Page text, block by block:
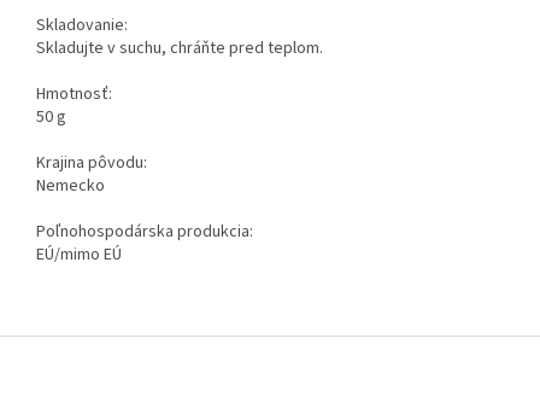
Skladovanie:
Skladujte v suchu, chráňte pred teplom.
Hmotnosť:
50 g
Krajina pôvodu:
Nemecko
Poľnohospodárska produkcia:
EÚ/mimo EÚ